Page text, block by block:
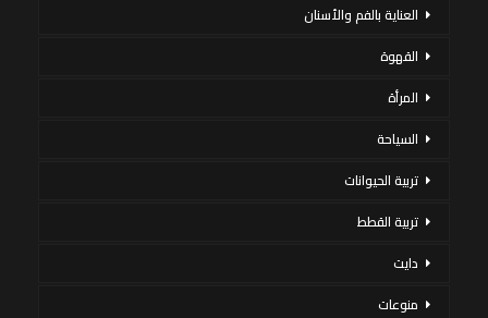
العناية بالفم والأسنان
القهوة
المرأة
السياحة
تربية الحيوانات
تربية القطط
دايت
منوعات